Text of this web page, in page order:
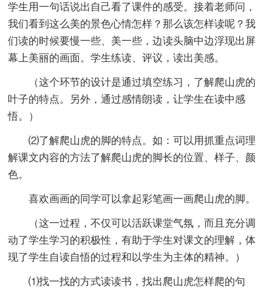
学生用一句话说出自己看了课件的感受。接着老师问，
我们看到这么美的景色心情怎样？那么该怎样读呢？我
们读的时候要慢一些、美一些，边读头脑中边浮现出屏
幕上美丽的画面。学生练读、评议，读出美感。
（这个环节的设计是通过填空练习，了解爬山虎的
叶子的特点。另外，通过感情朗读，让学生在读中感
悟。）
⑵了解爬山虎的脚的特点。如：可以用抓重点词理
解课文内容的方法了解爬山虎的脚长的位置、样子、颜
色。
喜欢画画的同学可以拿起彩笔画一画爬山虎的脚。
（这一过程，不仅可以活跃课堂气氛，而且充分调
动了学生学习的积极性，有助于学生对课文的理解，体
现了学生自读自悟的过程和以学生为主体的精神。）
⑴找一找的方式读读书，找出爬山虎怎样爬的句